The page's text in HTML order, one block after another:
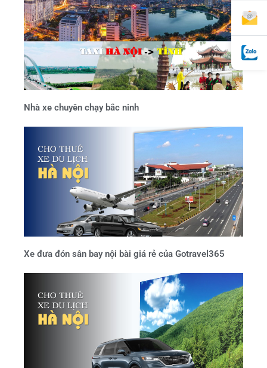
Nhà xe chuyên chạy bắc ninh
Xe đưa đón sân bay nội bài giá rẻ của Gotravel365